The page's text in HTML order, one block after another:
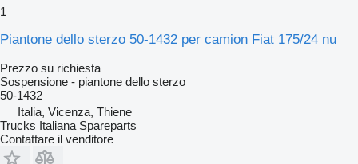
1
Piantone dello sterzo 50-1432 per camion Fiat 175/24 nu
Prezzo su richiesta
Sospensione - piantone dello sterzo
50-1432
Italia, Vicenza, Thiene
Trucks Italiana Spareparts
Contattare il venditore